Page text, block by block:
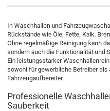
In Waschhallen und
Rückstände wie Öle, Fette, Kalk,
Ohne regelmäßige Reinigung kann
sondern auch die Funktionalität und
Ein leistungsstarker
sowohl für gewerbliche Betreiber
Fahrzeugaufbereiter.
Professionelle
Sauberkeit